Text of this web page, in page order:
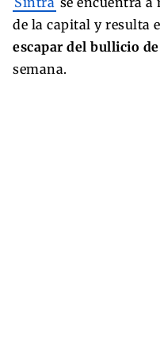
de la capital y resulta
escapar del bullicio
semana.